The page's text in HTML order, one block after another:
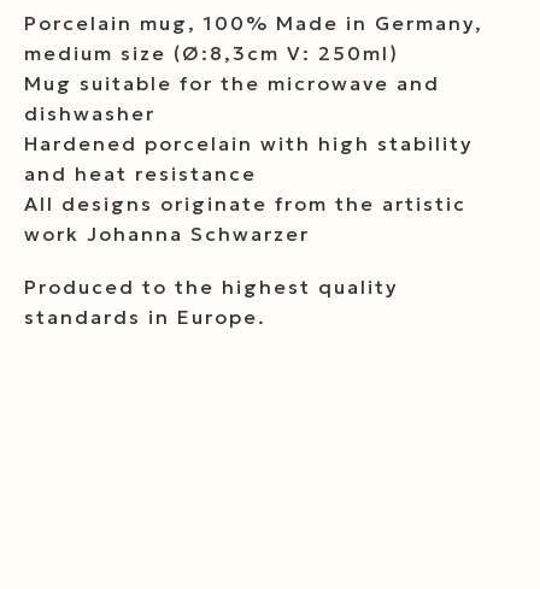
Porcelain mug, 100% Made in Germany,
medium size (Ø:8,3cm V: 250ml)
Mug suitable for the microwave and
dishwasher
Hardened porcelain with high stability
and heat resistance
All designs originate from the artistic
work Johanna Schwarzer
Produced to the highest quality
standards in Europe.